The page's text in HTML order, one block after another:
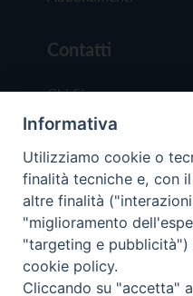
Contatti
Chi Siamo
Redazione
Scrivici
Copyright © 2019
Informativa
Utilizziamo cookie o
finalità tecniche e, con
altre finalità
"miglioramento
"targeting e
cookie policy.
Cliccando su "accetta"